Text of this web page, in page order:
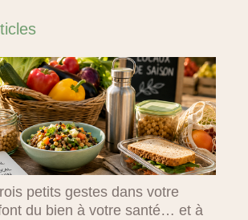
petits gestes dans votre
du bien à votre santé… et à